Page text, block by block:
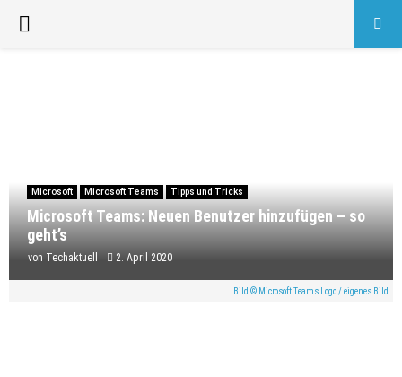
PRIMARY
Microsoft Microsoft Teams Tipps und Tricks
Microsoft Teams: Neuen Benutzer hinzufügen – so
geht’s
von Techaktuell 2. April 2020
Bild © Microsoft Teams Logo / eigenes Bild